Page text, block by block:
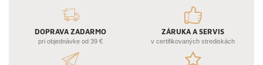
DOPRAVA ZADARMO
pri objednávke od 39 €
ZÁRUKA A SERVIS
v certifikovaných strediskách